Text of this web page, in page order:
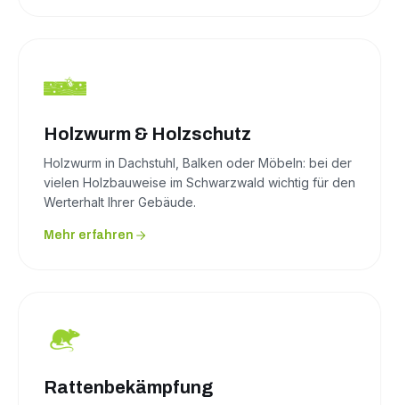
Holzwurm & Holzschutz
Holzwurm in Dachstuhl, Balken oder Möbeln: bei der
vielen Holzbauweise im Schwarzwald wichtig für den
Werterhalt Ihrer Gebäude.
Mehr erfahren
Rattenbekämpfung